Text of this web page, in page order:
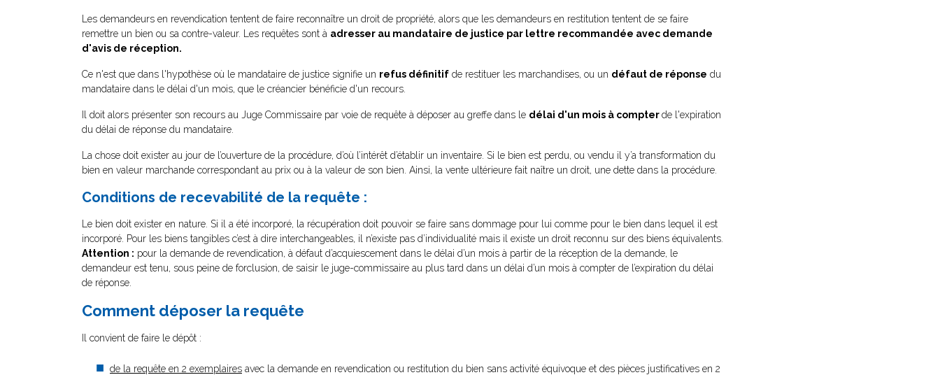
Les demandeurs en revendication tentent de faire reconnaître un droit de propriété, alors que les demandeurs en restitution tentent de se faire
remettre un bien ou sa contre-valeur. Les requêtes sont à adresser au mandataire de justice par lettre recommandée avec demande
d'avis de réception.
Ce n'est que dans l'hypothèse où le mandataire de justice signifie un refus définitif de restituer les marchandises, ou un défaut de réponse du
mandataire dans le délai d'un mois, que le créancier bénéficie d'un recours.
Il doit alors présenter son recours au Juge Commissaire par voie de requête à déposer au greffe dans le délai d'un mois à compterde l'expiration
du délai de réponse du mandataire.
La chose doit exister au jour de l’ouverture de la procédure, d’où l’intérêt d’établir un inventaire. Si le bien est perdu, ou vendu il y’a transformation du
bien en valeur marchande correspondant au prix ou à la valeur de son bien. Ainsi, la vente ultérieure fait naître un droit, une dette dans la procédure.
Conditions de recevabilité de la requête :
Le bien doit exister en nature. Si il a été incorporé, la récupération doit pouvoir se faire sans dommage pour lui comme pour le bien dans lequel il est
incorporé. Pour les biens tangibles c’est à dire interchangeables, il n’existe pas d’individualité mais il existe un droit reconnu sur des biens équivalents.
Attention : pour la demande de revendication, à défaut d’acquiescement dans le délai d’un mois à partir de la réception de la demande, le
demandeur est tenu, sous peine de forclusion, de saisir le juge-commissaire au plus tard dans un délai d’un mois à compter de l’expiration du délai
de réponse.
Comment déposer la requête
Il convient de faire le dépôt :
de la requête en 2 exemplaires avec la demande en revendication ou restitution du bien sans activité équivoque et des pièces justificatives en 2